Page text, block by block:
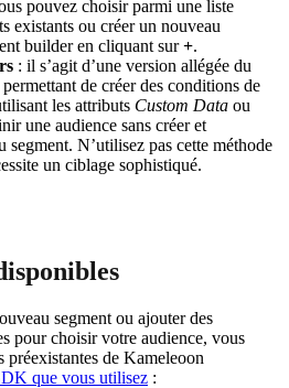
pouvez choisir parmi une liste
existants ou créer un nouveau
builder en cliquant sur+.
: il s’agit d’une version allégée du
de créer des conditions de
les attributs Custom Data ou
une audience sans créer et
segment. N’utilisez pas cette méthode
un ciblage sophistiqué.
segment ou ajouter des
pour choisir votre audience, vous
de Kameleoon
que vous utilisez :